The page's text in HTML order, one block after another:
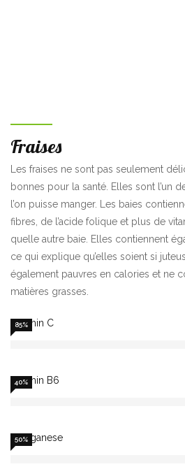
Fraises
Les fraises ne sont pas seulement
bonnes pour la santé. Elles sont l’un
l’on puisse manger. Les baies
fibres, de l’acide folique et plus de
quelle autre baie. Elles contiennent
ce qui explique qu’elles soient si
également pauvres en calories et ne
matières grasses.
Vitamin C
85%
Vitamin B6
40%
manganese
50%